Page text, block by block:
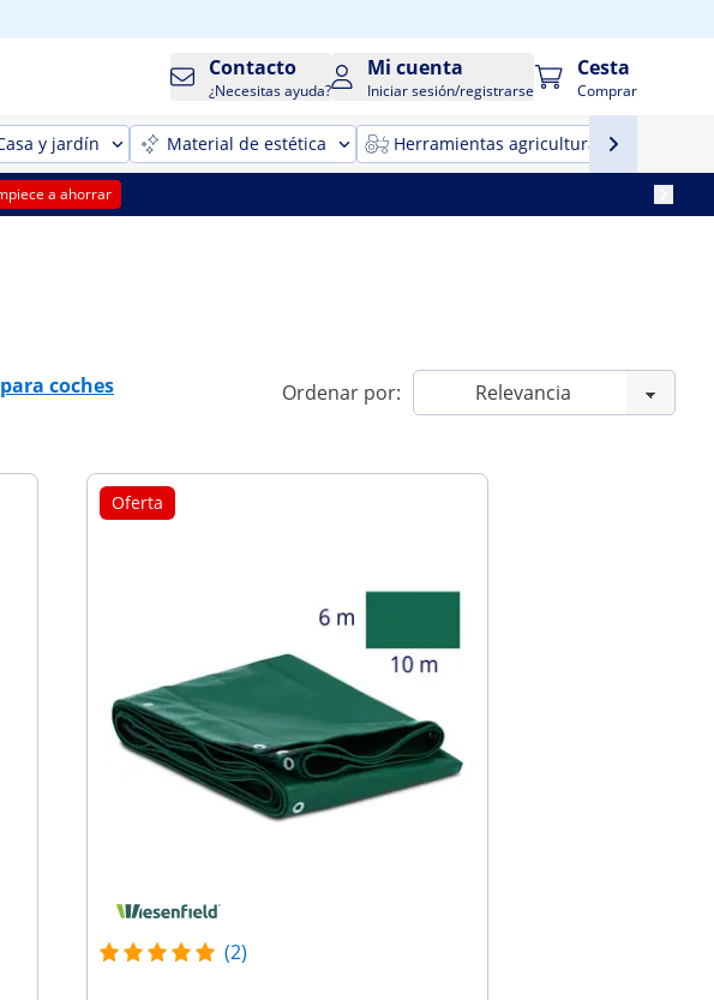
Contacto
¿Necesitas ayuda?
Mi cuenta
Iniciar sesión/registrarse
Cesta
Comprar
y jardín Material de estética Herramientas agricultura
a ahorrar
coches Ordenar por:
Oferta
(2)